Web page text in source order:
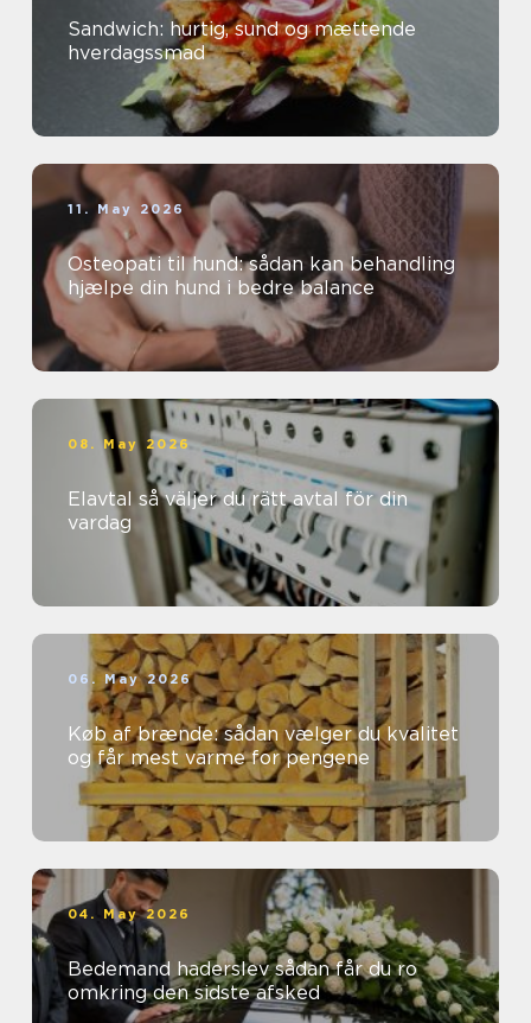
Sandwich: hurtig, sund og mættende
hverdagssmad
11. May 2026
Osteopati til hund: sådan kan behandling
hjælpe din hund i bedre balance
08. May 2026
Elavtal så väljer du rätt avtal för din
vardag
06. May 2026
Køb af brænde: sådan vælger du kvalitet
og får mest varme for pengene
04. May 2026
Bedemand haderslev sådan får du ro
omkring den sidste afsked